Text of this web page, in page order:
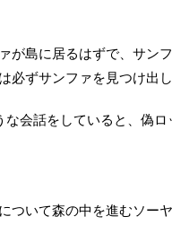
が島に居るはずで、サン
必ずサンファを見つけ出
な会話をしていると、偽
ついて森の中を進むソー